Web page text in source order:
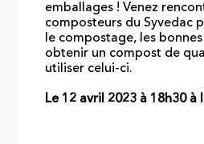
emballages ! Venez
composteurs du Syvedac
le compostage, les
obtenir un compost de
utiliser celui-ci.
Le 12 avril 2023 à 18h30 à